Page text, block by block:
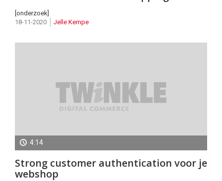
[onderzoek]
18-11-2020
Jelle Kempe
4:14
Advice
Strong customer authentication voor je
webshop